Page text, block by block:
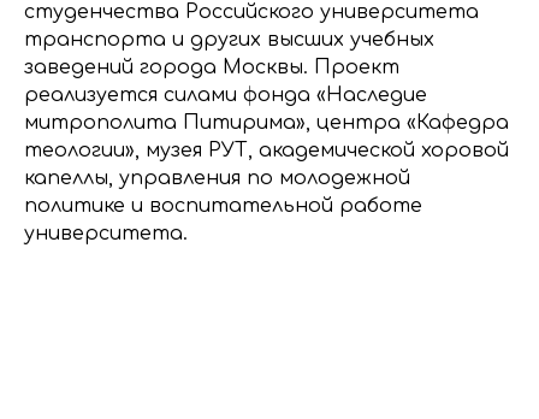
студенчества Российского университета
транспорта и других высших учебных
заведений города Москвы. Проект
реализуется силами фонда «Наследие
митрополита Питирима», центра «Кафедра
теологии», музея РУТ, академической хоровой
капеллы, управления по молодежной
политике и воспитательной работе
университета.